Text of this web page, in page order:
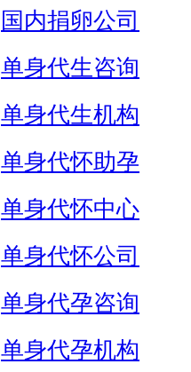
国内捐卵公司
单身代生咨询
单身代生机构
单身代怀助孕
单身代怀中心
单身代怀公司
单身代孕咨询
单身代孕机构